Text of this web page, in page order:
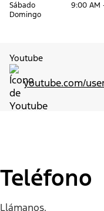
Sábado
9:00 AM
Domingo
Youtube
youtube.com/
Teléfono
Llámanos.